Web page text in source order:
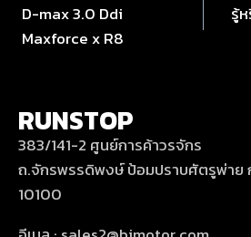
D-max 3.0 Ddi
Maxforce x R8
รู้
RUNSTOP
383/141-2 ศูนย์การค้าวรจักร
ถ.จักรพรรดิพงษ์ ป้อมปราบศัตรูพ่าย
10100